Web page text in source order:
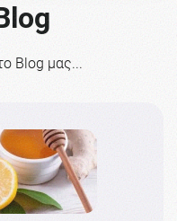
Blog μας...